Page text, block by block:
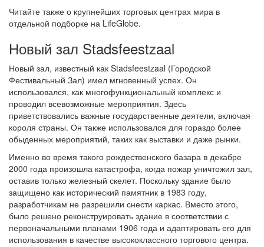
Читайте также о крупнейших торговых центрах мира в
отдельной подборке на LifeGlobe.
Новый зал Stadsfeestzaal
Новый зал, известный как Stadsfeestzaal (Городской
Фестивальный Зал) имел мгновенный успех. Он
использовался, как многофункциональный комплекс и
проводил всевозможные мероприятия. Здесь
приветствовались важные государственные деятели, включая
короля страны. Он также использовался для гораздо более
обыденных мероприятий, таких как выставки и даже рынки.
Именно во время такого рождественского базара в декабре
2000 года произошла катастрофа, когда пожар уничтожил зал,
оставив только железный скелет. Поскольку здание было
защищено как исторический памятник в 1983 году,
разработчикам не разрешили снести каркас. Вместо этого,
было решено реконструировать здание в соответствии с
первоначальными планами 1906 года и адаптировать его для
использования в качестве высококлассного торгового центра.